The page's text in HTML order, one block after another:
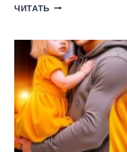
ЧИТАТЬ РОЖДЁННАЯ
(ЮЛИЯ
СТИШКОВСКАЯ)